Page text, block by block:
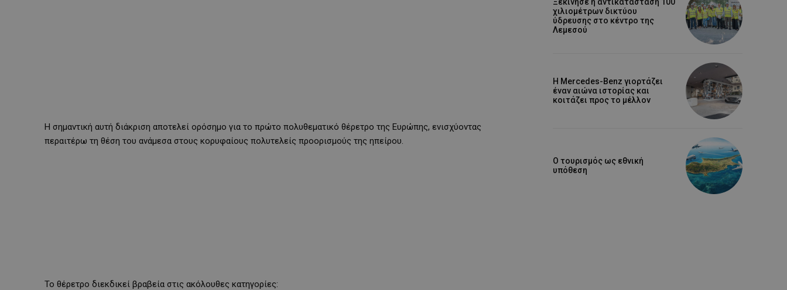
Η σημαντική αυτή διάκριση αποτελεί ορόσημο για το πρώτο πολυθεματικό θέρετρο της Ευρώπης, ενισχύοντας
περαιτέρω τη θέση του ανάμεσα στους κορυφαίους πολυτελείς προορισμούς της ηπείρου.
Το θέρετρο διεκδικεί βραβεία στις ακόλουθες κατηγορίες:
χιλιομέτρων δικτύου
ύδρευσης στο κέντρο της
Λεμεσού
Η Mercedes-Benz γιορτάζει
έναν αιώνα ιστορίας και
κοιτάζει προς το μέλλον
Ο τουρισμός ως εθνική
υπόθεση